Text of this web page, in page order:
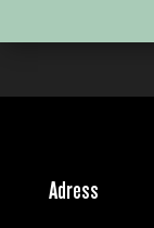
Adress